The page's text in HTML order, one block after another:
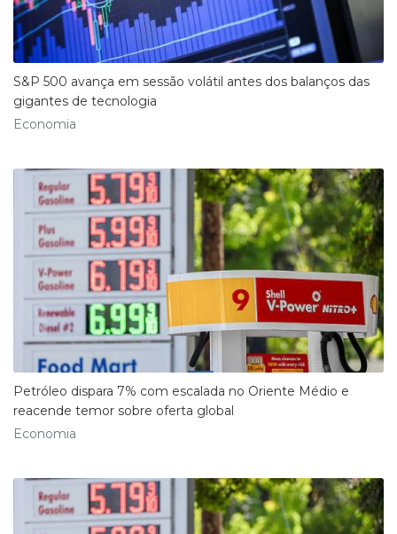
S&P 500 avança em sessão volátil antes dos balanços das
gigantes de tecnologia
Economia
Petróleo dispara 7% com escalada no Oriente Médio e
reacende temor sobre oferta global
Economia